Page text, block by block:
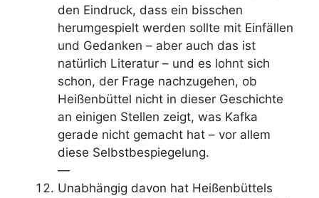
den Eindruck, dass ein bisschen
herumgespielt werden sollte mit Einfällen
und Gedanken – aber auch das ist
natürlich Literatur – und es lohnt sich
schon, der Frage nachzugehen, ob
Heißenbüttel nicht in dieser Geschichte
an einigen Stellen zeigt, was Kafka
gerade nicht gemacht hat – vor allem
diese Selbstbespiegelung.
—
Unabhängig davon hat Heißenbüttels